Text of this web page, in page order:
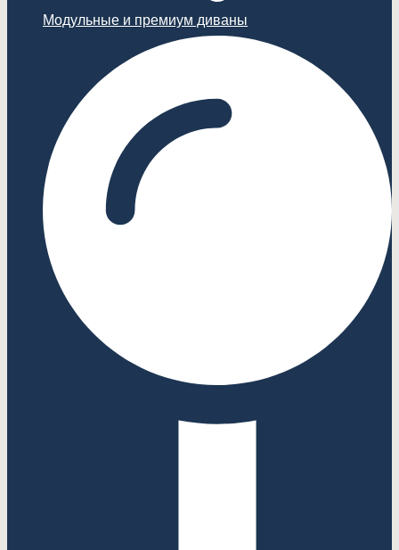
Модульные и премиум диваны